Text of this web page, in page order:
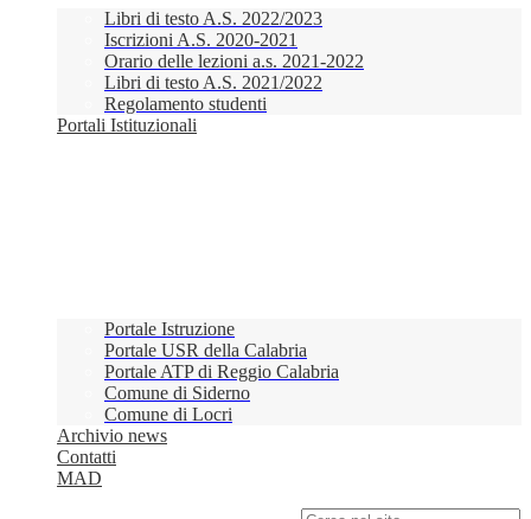
Libri di testo A.S. 2022/2023
Iscrizioni A.S. 2020-2021
Orario delle lezioni a.s. 2021-2022
Libri di testo A.S. 2021/2022
Regolamento studenti
Portali Istituzionali
Portale Istruzione
Portale USR della Calabria
Portale ATP di Reggio Calabria
Comune di Siderno
Comune di Locri
Archivio news
Contatti
MAD